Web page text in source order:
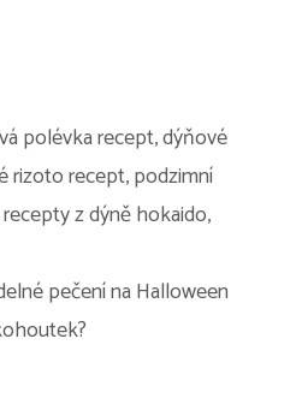
polévka recept,dýňové
rizoto recept,podzimní
recepty z dýně hokaido,
pečení na Halloween